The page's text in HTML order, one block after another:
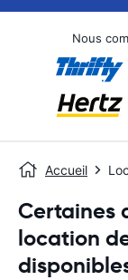
Nous
Accueil
Certaines
location